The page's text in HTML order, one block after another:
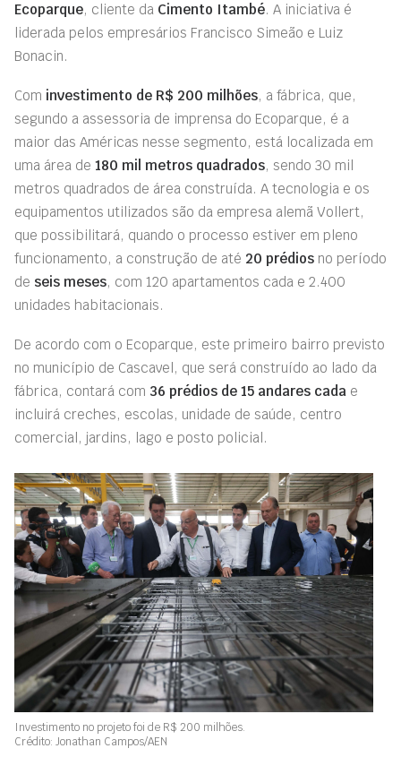
Ecoparque, cliente da Cimento Itambé. A iniciativa é
liderada pelos empresários Francisco Simeão e Luiz
Bonacin.
Com investimento de R$ 200 milhões, a fábrica, que,
segundo a assessoria de imprensa do Ecoparque, é a
maior das Américas nesse segmento, está localizada em
uma área de 180 mil metros quadrados, sendo 30 mil
metros quadrados de área construída. A tecnologia e os
equipamentos utilizados são da empresa alemã Vollert,
que possibilitará, quando o processo estiver em pleno
funcionamento, a construção de até 20 prédios no período
de seis meses, com 120 apartamentos cada e 2.400
unidades habitacionais.
De acordo com o Ecoparque, este primeiro bairro previsto
no município de Cascavel, que será construído ao lado da
fábrica, contará com 36 prédios de 15 andares cada e
incluirá creches, escolas, unidade de saúde, centro
comercial, jardins, lago e posto policial.
Investimento no projeto foi de R$ 200 milhões.
Crédito: Jonathan Campos/AEN